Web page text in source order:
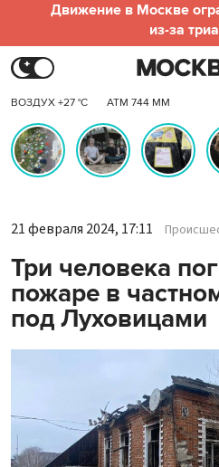
Движение в Москве
из-за
ВОЗДУХ +27 °C АТМ 744 ММ
21 февраля 2024, 17:11
Три человека
пожаре в
под Луховицами